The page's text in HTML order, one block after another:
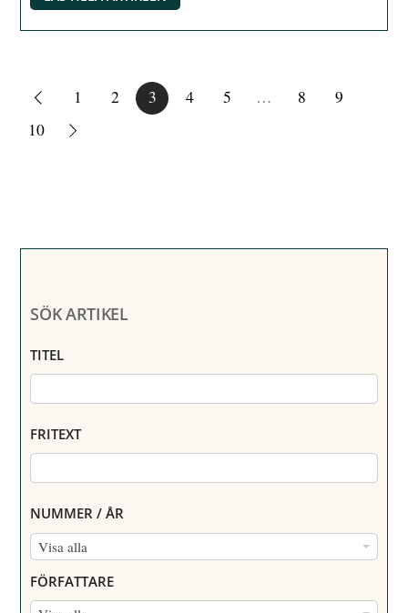
1 2 3 4 5 … 8
9
10
SÖK ARTIKEL
TITEL
FRITEXT
NUMMER / ÅR
Visa alla
N
M
FÖRFATTARE